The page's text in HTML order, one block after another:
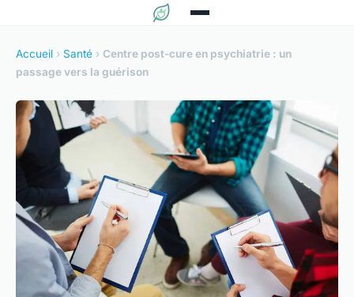
Accueil › Santé › Centre post-cure en psychiatrie : un
passage vers la guérison